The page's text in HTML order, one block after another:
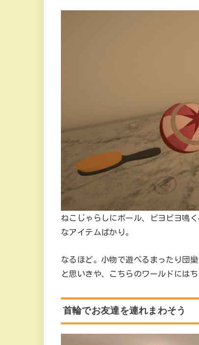
ねこじゃらしにボール、ピヨピヨ鳴
なアイテムばかり。
なるほど。小物で遊べるまったり団
と思いきや、こちらのワールドには
首輪でお友達を連れまわそう